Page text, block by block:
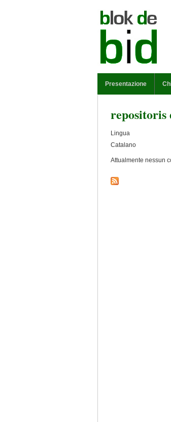
Presentazione
repositoris
Lingua
Catalano
Attualmente nessun